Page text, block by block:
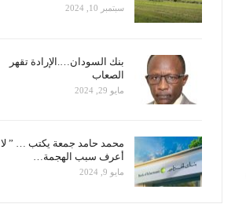
سبتمبر 10, 2024
بنك السودان….الإرادة تقهر
الصعاب
مايو 29, 2024
محمد حامد جمعة يكتب … ” لا
أعرف سبب الهجمة…
مايو 9, 2024